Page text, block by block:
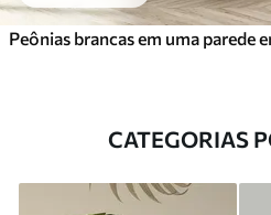
CATEGORIAS